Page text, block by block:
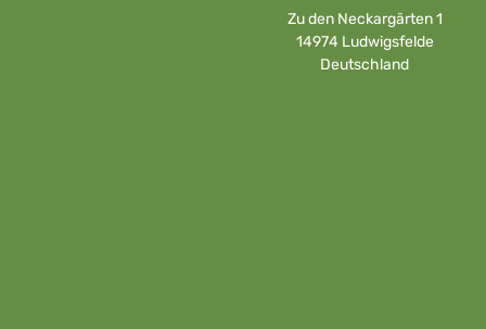
Zu den Neckargärten 1
14974 Ludwigsfelde
Deutschland